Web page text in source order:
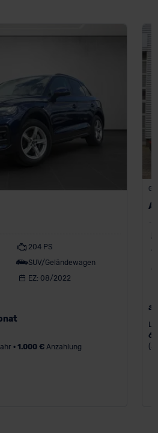
204 PS
SUV/Geländewagen
EZ: 08/2022
• 1.000 €Anzahlung
60